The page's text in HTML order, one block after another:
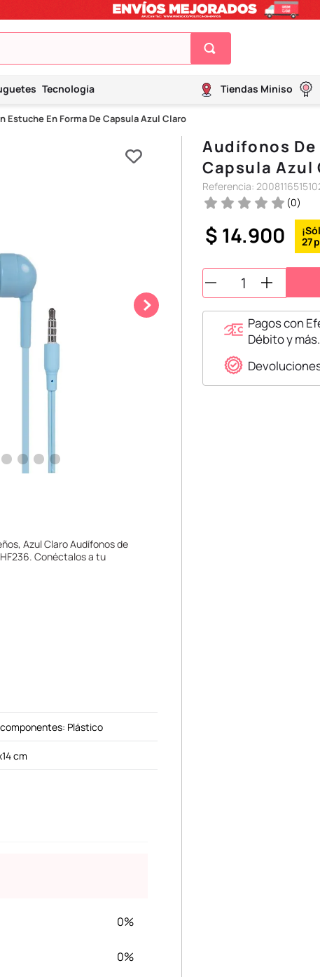
Tecnología Tiendas Miniso
Estuche En Forma De Capsula Azul Claro
Azul Claro Audífonos de
Conéctalos a tu
Plástico
cm
0%
0%
Audífonos De
Capsula Azul
Referencia:
(0)
$ 14.900 27
Pagos con
Débito y más.